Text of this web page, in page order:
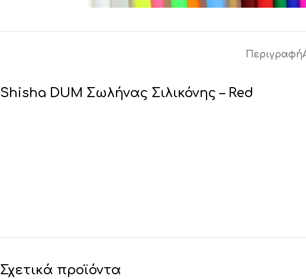
Περιγραφή
Shisha DUM Σωλήνας Σιλικόνης – Red
Σχετικά προϊόντα